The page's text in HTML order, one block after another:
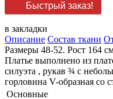
Быстрый заказ!
в закладки
Описание Состав ткани
Размеры 48-52. Рост 164
Платье выполнено из
силуэта , рукав ¾ с
горловина V-образная со
Основные